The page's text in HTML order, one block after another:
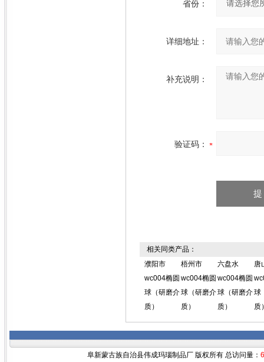
省份：
详细地址：
补充说明：
验证码：
相关同类产品：
濮阳市
wc004椭圆
球（研磨介
质）
梧州市
wc004椭圆
球（研磨介
质）
六盘水
wc004椭圆
球（研磨介
质）
唐
球
质
阜新蒙古族自治县伟成玛瑙制品厂 版权所有 总访问量：